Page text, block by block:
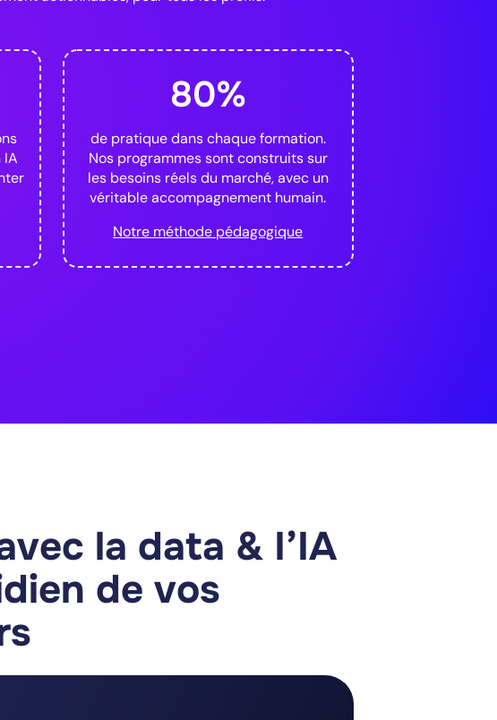
Découvrir cette formation
au métier d'AI Product Builder & No-code
Builder & No-code
des produits IA sans coder. Lovable,
avancées — passez de l'idée au
80%
de pratique dans chaque formation.
Nos programmes sont construits sur
les besoins réels du marché, avec un
véritable accompagnement humain.
Notre méthode pédagogique
la data & l’IA
de vos